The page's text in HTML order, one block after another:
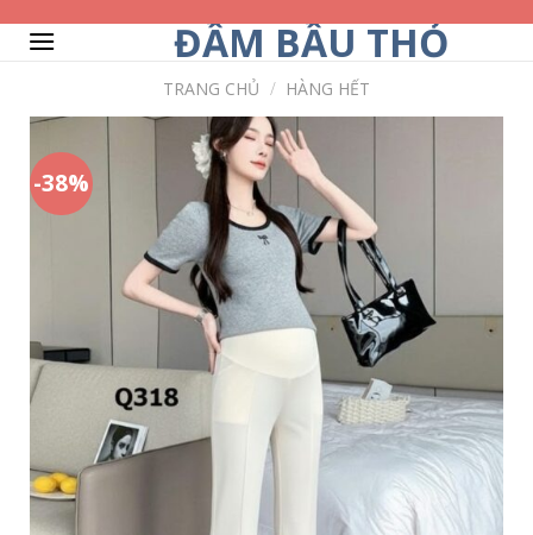
ĐẦM BẦU THỎ
TRANG CHỦ / HÀNG HẾT
-38%